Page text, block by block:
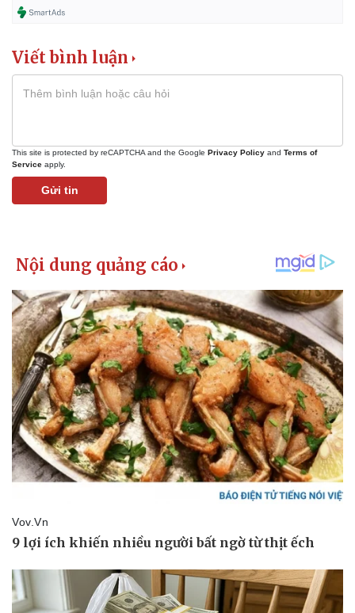
Viết bình luận
This site is protected by reCAPTCHA and the Google Privacy Policy and Terms of
Service apply.
Gửi tin